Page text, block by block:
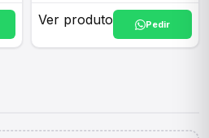
Ver produto Pedir